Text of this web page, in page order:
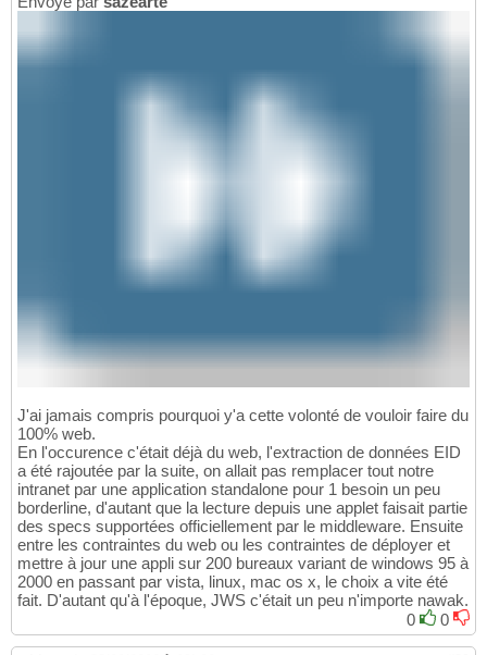
J'ai jamais compris pourquoi y'a cette volonté de vouloir faire du
100% web.
En l'occurence c'était déjà du web, l'extraction de données EID
a été rajoutée par la suite, on allait pas remplacer tout notre
intranet par une application standalone pour 1 besoin un peu
borderline, d'autant que la lecture depuis une applet faisait partie
des specs supportées officiellement par le middleware. Ensuite
entre les contraintes du web ou les contraintes de déployer et
mettre à jour une appli sur 200 bureaux variant de windows 95 à
2000 en passant par vista, linux, mac os x, le choix a vite été
fait. D'autant qu'à l'époque, JWS c'était un peu n'importe nawak.
0
0